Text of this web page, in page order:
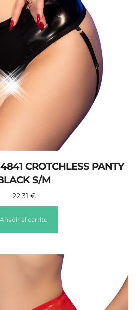
CROTCHLESS PANTY
S/M
22,31 €
Añadir al carrito